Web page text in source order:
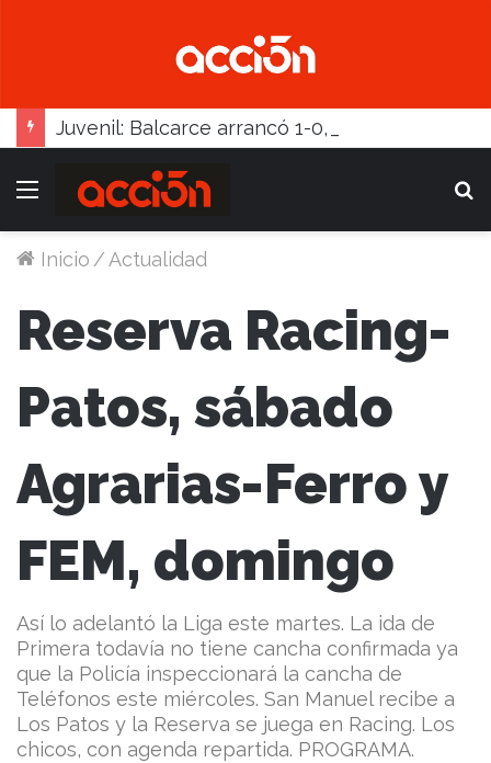
Menú
Inicio /Actualidad
Reserva Racing-
Patos, sábado
Agrarias-Ferro y
FEM, domingo
Así lo adelantó la Liga este martes. La ida de
Primera todavía no tiene cancha confirmada ya
que la Policía inspeccionará la cancha de
Teléfonos este miércoles. San Manuel recibe a
Los Patos y la Reserva se juega en Racing. Los
chicos, con agenda repartida. PROGRAMA.